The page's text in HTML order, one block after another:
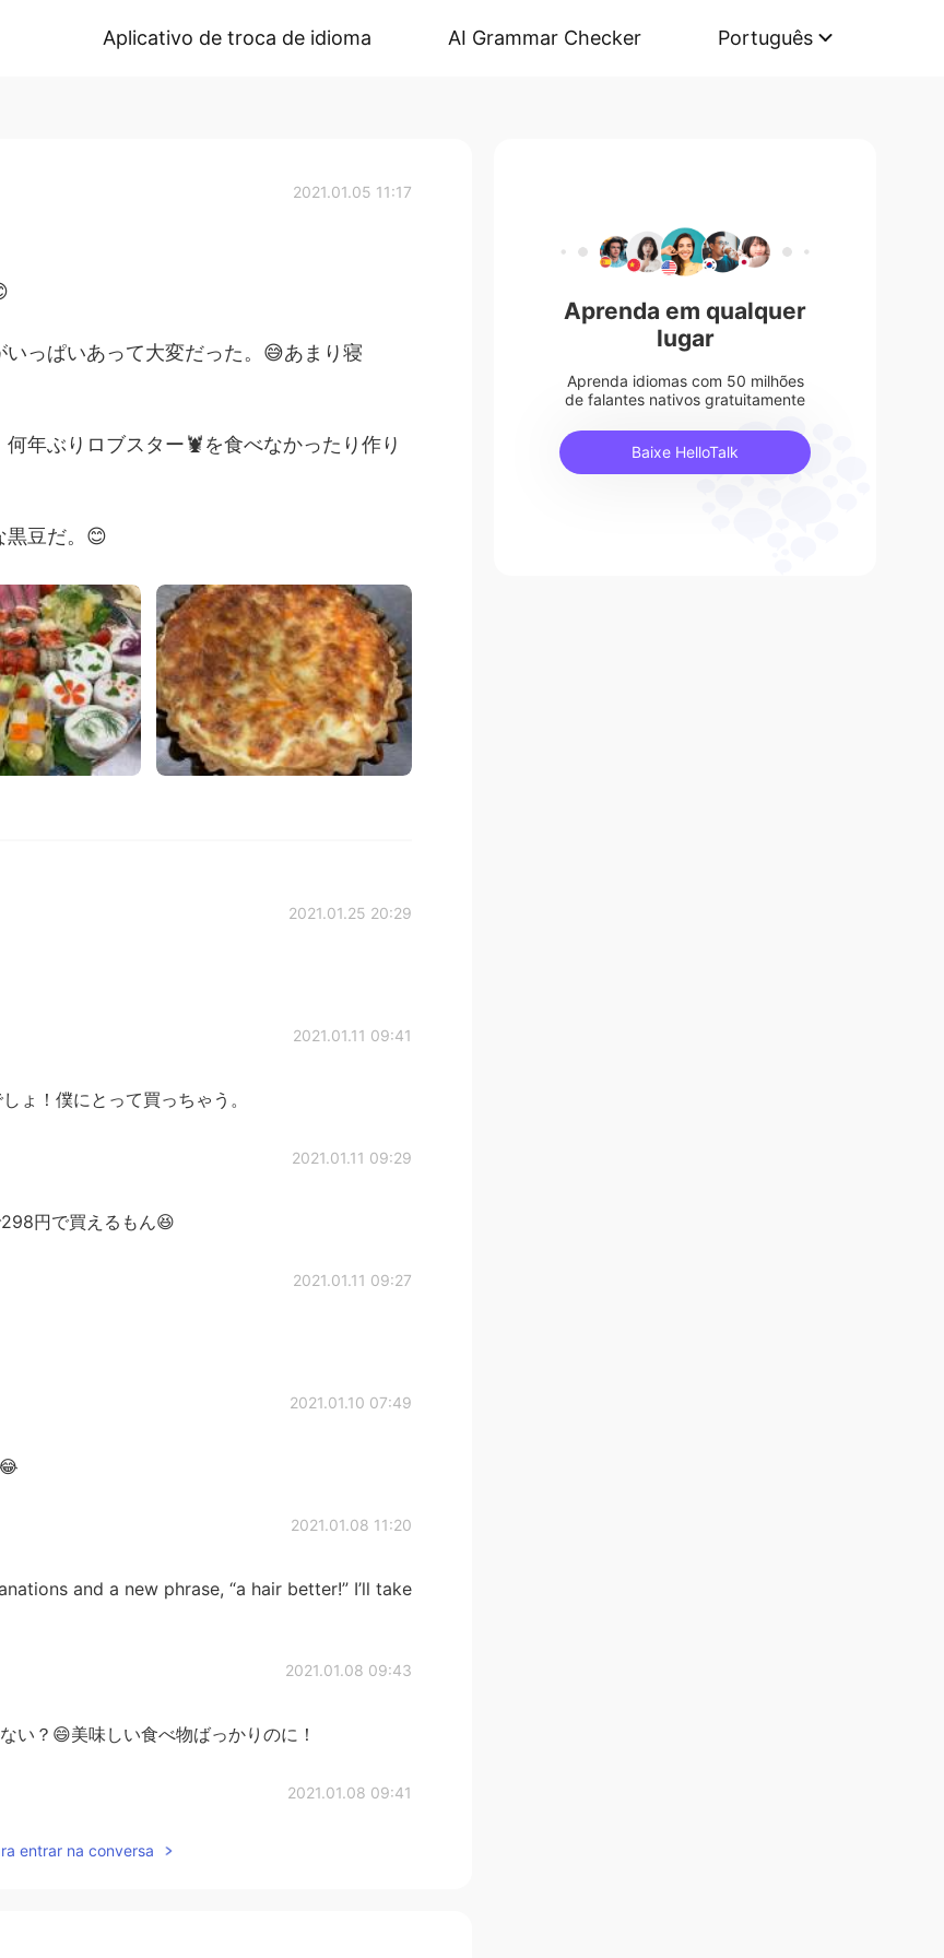
Aplicativo de troca de idioma AI Grammar Checker Português
2021.01.05 11:17
っぱいあって大変だった。😅あまり寝
年ぶりロブスター🦞を食べなかったり作り
黒豆だ。😊
2021.01.25 20:29
2021.01.11 09:41
ょ！僕にとって買っちゃう。
2021.01.11 09:29
円で買えるもん😆
2021.01.11 09:27
2021.01.10 07:49
2021.01.08 11:20
and a new phrase, “a hair better!” I’ll take
2021.01.08 09:43
い？😄美味しい食べ物ばっかりのに！
2021.01.08 09:41
a better one...but ‘that’ could be a hair
entrar na conversa
Aprenda em qualquer
lugar
Aprenda idiomas com 50 milhões
de falantes nativos gratuitamente
Baixe HelloTalk